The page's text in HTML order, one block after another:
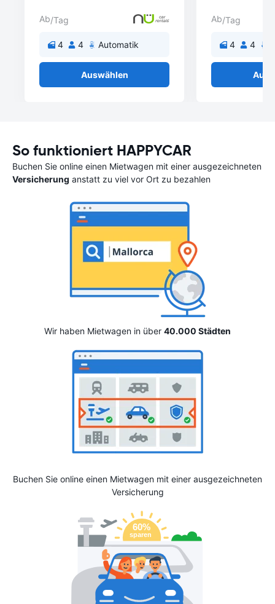
Ab/Tag
4 4 Automatik
Auswählen
Ab/Tag
4 4
So funktioniert HAPPYCAR
Buchen Sie online einen Mietwagen mit einer ausgezeichneten
Versicherung anstatt zu viel vor Ort zu bezahlen
Wir haben Mietwagen in über 40.000 Städten
Buchen Sie online einen Mietwagen mit einer ausgezeichneten
Versicherung